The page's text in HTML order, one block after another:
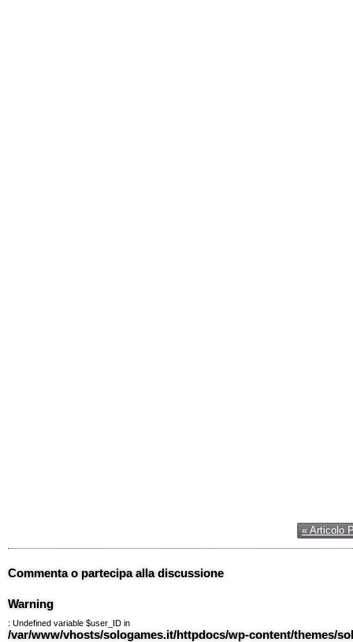
« Articolo
Commenta o partecipa alla discussione
Warning
: Undefined variable $user_ID in
/var/www/vhosts/sologames.it/httpdocs/wp-content/themes/